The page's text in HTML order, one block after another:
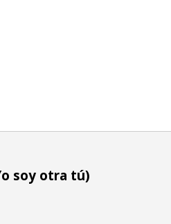
soy otra tú)